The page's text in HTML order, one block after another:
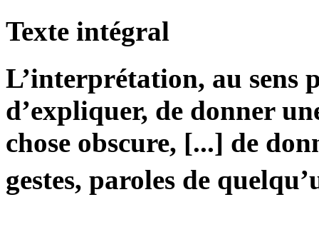
Texte intégral
L’interprétation, au sens
d’expliquer, de donner
chose obscure, [...] de
gestes, paroles de